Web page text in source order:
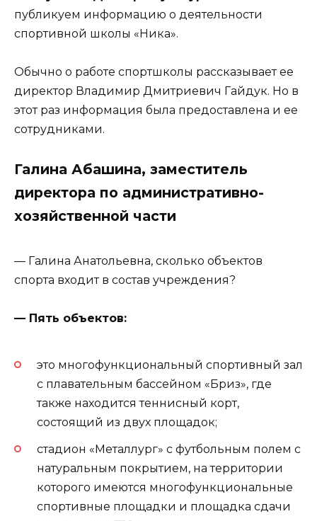
публикуем информацию о деятельности
спортивной школы «Ника».
Обычно о работе спортшколы рассказывает ее
директор Владимир Дмитриевич Гайдук. Но в
этот раз информация была предоставлена и ее
сотрудниками.
Галина Абашина, заместитель
директора по административно-
хозяйственной части
— Галина Анатольевна, сколько объектов
спорта входит в состав учреждения?
— Пять объектов:
это многофункциональный спортивный зал
с плавательным бассейном «Бриз», где
также находится теннисный корт,
состоящий из двух площадок;
стадион «Металлург» с футбольным полем с
натуральным покрытием, на территории
которого имеются многофункциональные
спортивные площадки и площадка сдачи